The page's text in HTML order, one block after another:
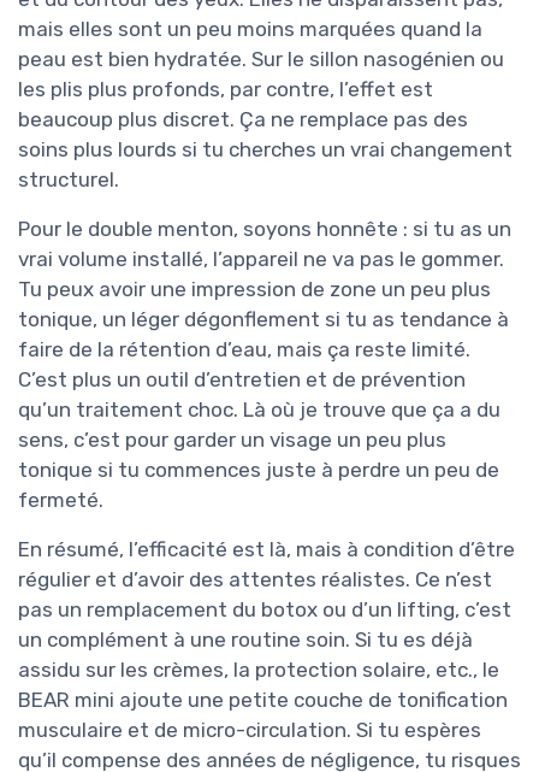
mais elles sont un peu moins marquées quand la
peau est bien hydratée. Sur le sillon nasogénien ou
les plis plus profonds, par contre, l’effet est
beaucoup plus discret. Ça ne remplace pas des
soins plus lourds si tu cherches un vrai changement
structurel.
Pour le double menton, soyons honnête : si tu as un
vrai volume installé, l’appareil ne va pas le gommer.
Tu peux avoir une impression de zone un peu plus
tonique, un léger dégonflement si tu as tendance à
faire de la rétention d’eau, mais ça reste limité.
C’est plus un outil d’entretien et de prévention
qu’un traitement choc. Là où je trouve que ça a du
sens, c’est pour garder un visage un peu plus
tonique si tu commences juste à perdre un peu de
fermeté.
En résumé, l’efficacité est là, mais à condition d’être
régulier et d’avoir des attentes réalistes. Ce n’est
pas un remplacement du botox ou d’un lifting, c’est
un complément à une routine soin. Si tu es déjà
assidu sur les crèmes, la protection solaire, etc., le
BEAR mini ajoute une petite couche de tonification
musculaire et de micro-circulation. Si tu espères
qu’il compense des années de négligence, tu risques